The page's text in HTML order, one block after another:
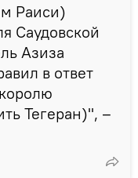
Раиси)
Саудовской
Азиза
в ответ
Тегеран)", –